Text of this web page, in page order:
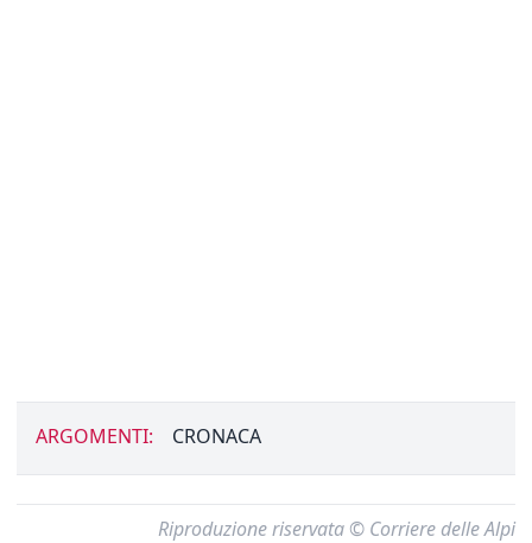
ARGOMENTI: CRONACA
Riproduzione riservata © Corriere delle Alpi